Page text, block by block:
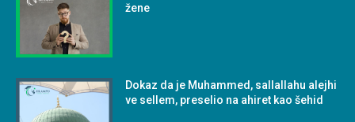
žene
Dokaz da je Muhammed, sallallahu alejhi
ve sellem, preselio na ahiret kao šehid